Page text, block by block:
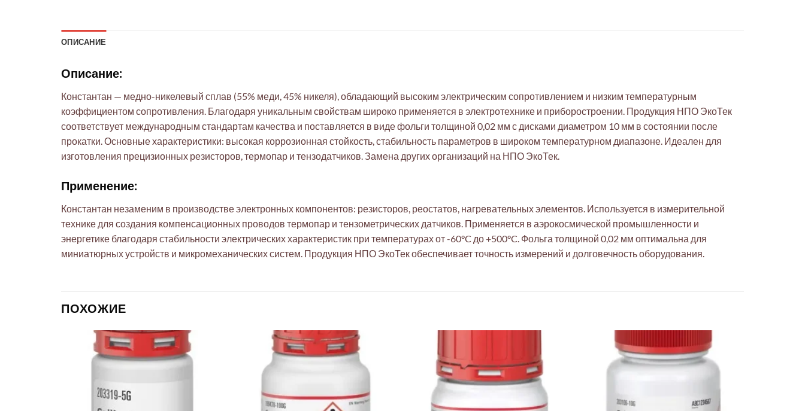
ОПИСАНИЕ
Описание:
Константан — медно-никелевый сплав (55% меди, 45% никеля), обладающий высоким электрическим сопротивлением и низким температурным
коэффициентом сопротивления. Благодаря уникальным свойствам широко применяется в электротехнике и приборостроении. Продукция НПО ЭкоТек
соответствует международным стандартам качества и поставляется в виде фольги толщиной 0,02 мм с дисками диаметром 10 мм в состоянии после
прокатки. Основные характеристики: высокая коррозионная стойкость, стабильность параметров в широком температурном диапазоне. Идеален для
изготовления прецизионных резисторов, термопар и тензодатчиков. Замена других организаций на НПО ЭкоТек.
Применение:
Константан незаменим в производстве электронных компонентов: резисторов, реостатов, нагревательных элементов. Используется в измерительной
технике для создания компенсационных проводов термопар и тензометрических датчиков. Применяется в аэрокосмической промышленности и
энергетике благодаря стабильности электрических характеристик при температурах от -60°C до +500°C. Фольга толщиной 0,02 мм оптимальна для
миниатюрных устройств и микромеханических систем. Продукция НПО ЭкоТек обеспечивает точность измерений и долговечность оборудования.
ПОХОЖИЕ